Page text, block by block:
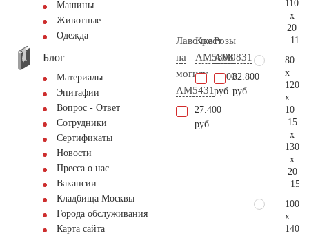
Машины
Животные
Одежда
Блог
Материалы
Эпитафии
Вопрос - Ответ
Сотрудники
Сертификаты
Новости
Пресса о нас
Вакансии
Кладбища Москвы
Города обслуживания
Карта сайта
Лавочка
на
могилу
AM5431
27.400
руб.
Крест
AM5808
5.100
руб.
Розы
AM0831
82.800
руб.
110
x
20
80
x
120
x
10
15
x
130
x
20
100
x
140